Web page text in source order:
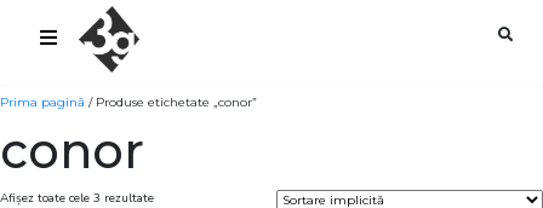
sold-out-button {{acf:sold_out}}
Prima pagină / Produse etichetate „conor”
conor
Afișez toate cele 3 rezultate